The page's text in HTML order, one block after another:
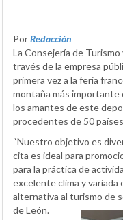
PorRedacción
La Consejería de
través de la empresa
primera vez a la feria
montaña más importante
los amantes de este
procedentes de 50
“Nuestro objetivo es
cita es ideal para
para la práctica de
excelente clima y
alternativa al turismo de
de León.